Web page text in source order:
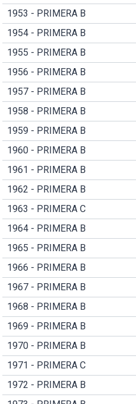
1953 - PRIMERA B
1954 - PRIMERA B
1955 - PRIMERA B
1956 - PRIMERA B
1957 - PRIMERA B
1958 - PRIMERA B
1959 - PRIMERA B
1960 - PRIMERA B
1961 - PRIMERA B
1962 - PRIMERA B
1963 - PRIMERA C
1964 - PRIMERA B
1965 - PRIMERA B
1966 - PRIMERA B
1967 - PRIMERA B
1968 - PRIMERA B
1969 - PRIMERA B
1970 - PRIMERA B
1971 - PRIMERA C
1972 - PRIMERA B